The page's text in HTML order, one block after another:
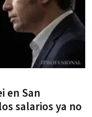
en San
salarios ya no